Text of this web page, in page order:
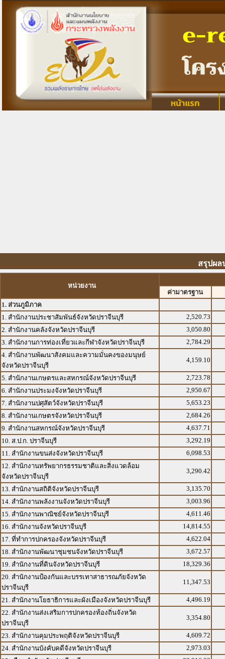
สรุปผล
หน่วยงาน
ค่ามาตรฐาน
1. ส่วนภูมิภาค
1. สำนักงานประชาสัมพันธ์จังหวัดปราจีนบุรี
2,520.73
2. สำนักงานคลังจังหวัดปราจีนบุรี
3,050.80
3. สำนักงานการท่องเที่ยวและกีฬาจังหวัดปราจีนบุรี
2,784.29
4. สำนักงานพัฒนาสังคมและความมั่นคงของมนุษย์
จังหวัดปราจีนบุรี
4,159.10
5. สำนักงานเกษตรและสหกรณ์จังหวัดปราจีนบุรี
2,723.78
6. สำนักงานประมงจังหวัดปราจีนบุรี
2,950.67
7. สำนักงานปศุสัตว์จังหวัดปราจีนบุรี
5,653.23
8. สำนักงานเกษตรจังหวัดปราจีนบุรี
2,684.26
9. สำนักงานสหกรณ์จังหวัดปราจีนบุรี
4,637.71
10. ส.ป.ก. ปราจีนบุรี
3,292.19
11. สำนักงานขนส่งจังหวัดปราจีนบุรี
6,098.53
12. สำนักงานทรัพยากรธรรมชาติและสิ่งแวดล้อม
จังหวัดปราจีนบุรี
3,290.42
13. สำนักงานสถิติจังหวัดปราจีนบุรี
3,135.70
14. สำนักงานพลังงานจังหวัดปราจีนบุรี
3,003.96
15. สำนักงานพาณิชย์จังหวัดปราจีนบุรี
4,611.46
16. สำนักงานจังหวัดปราจีนบุรี
14,814.55
17. ที่ทำการปกครองจังหวัดปราจีนบุรี
4,622.04
18. สำนักงานพัฒนาชุมชนจังหวัดปราจีนบุรี
3,672.57
19. สำนักงานที่ดินจังหวัดปราจีนบุรี
18,329.36
20. สำนักงานป้องกันและบรรเทาสาธารณภัยจังหวัด
ปราจีนบุรี
11,347.53
21. สำนักงานโยธาธิการและผังเมืองจังหวัดปราจีนบุรี
4,496.19
22. สำนักงานส่งเสริมการปกครองท้องถิ่นจังหวัด
ปราจีนบุรี
3,354.80
23. สำนักงานคุมประพฤติจังหวัดปราจีนบุรี
4,609.72
24. สำนักงานบังคับคดีจังหวัดปราจีนบุรี
2,973.03